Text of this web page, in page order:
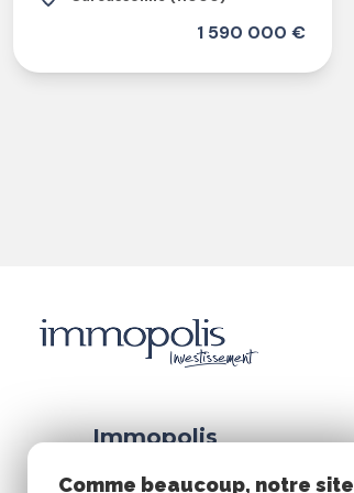
1 590 000 €
Immopolis
Comme beaucoup, notre site